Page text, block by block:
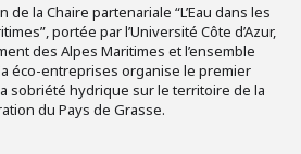
de la Chaire partenariale “L’Eau dans les
portée par l’Université Côte d’Azur,
des Alpes Maritimes et l’ensemble
éco-entreprises organise le premier
sobriété hydrique sur le territoire de la
du Pays de Grasse.